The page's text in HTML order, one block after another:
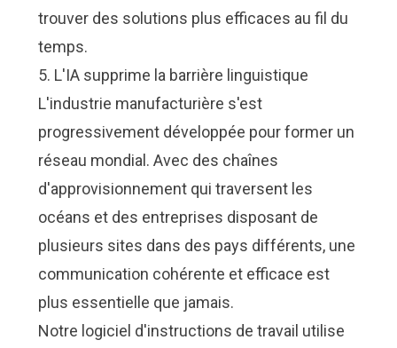
trouver des solutions plus efficaces au fil du
temps.
5. L'IA supprime la barrière linguistique
L'industrie manufacturière s'est
progressivement développée pour former un
réseau mondial. Avec des chaînes
d'approvisionnement qui traversent les
océans et des entreprises disposant de
plusieurs sites dans des pays différents, une
communication cohérente et efficace est
plus essentielle que jamais.
Notre logiciel d'instructions de travail utilise